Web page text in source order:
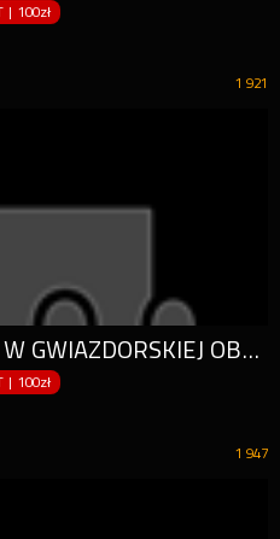
|100zł
1 921
PRZEZABAWNA FARSA W GWIAZDORSKIEJ OBSADZIE! HIT 2023!
|100zł
1 947